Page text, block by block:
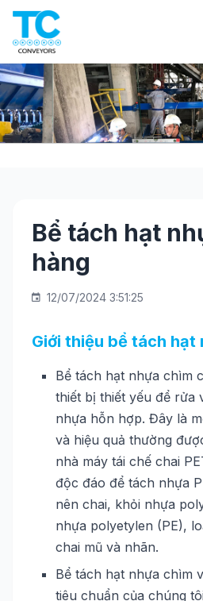
Trang chủ
Bể tách hạt nhựa chìm 1 hàng
Bể tách hạt
hàng
12/07/2024 3:51:25
Giới thiệu bể tách hạt
Bể tách hạt nhựa chìm
thiết bị thiết yếu để rửa
nhựa hỗn hợp. Đây là
và hiệu quả thường
nhà máy tái chế chai
độc đáo để tách nhựa
nên chai, khỏi nhựa
nhựa polyetylen (PE),
chai mũ và nhãn.
Bể tách hạt nhựa chìm
tiêu chuẩn của chúng